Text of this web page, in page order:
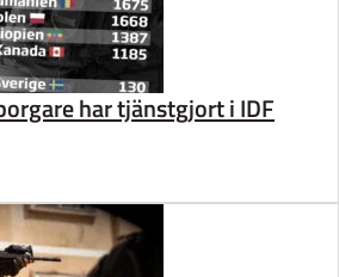
har tjänstgjort i IDF